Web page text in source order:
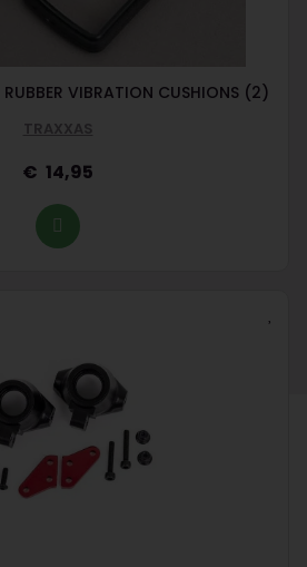
VIBRATION CUSHIONS (2)
TRAXXAS
14,95